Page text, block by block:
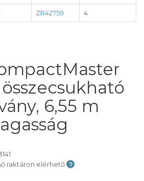
ZR42759 4
összecsukható
6,55 m
raktáron elérhető